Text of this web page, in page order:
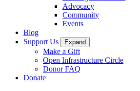
Advocacy
Community
Events
Blog
Support Us
Expand
Make a Gift
Open Infrastructure Circle
Donor FAQ
Donate